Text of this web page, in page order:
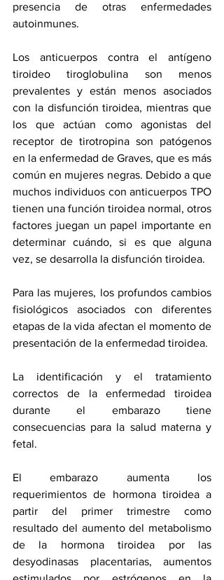
presencia de otras enfermedades
autoinmunes.
Los anticuerpos contra el antígeno
tiroideo tiroglobulina son menos
prevalentes y están menos asociados
con la disfunción tiroidea, mientras que
los que actúan como agonistas del
receptor de tirotropina son patógenos
en la enfermedad de Graves, que es más
común en mujeres negras. Debido a que
muchos individuos con anticuerpos TPO
tienen una función tiroidea normal, otros
factores juegan un papel importante en
determinar cuándo, si es que alguna
vez, se desarrolla la disfunción tiroidea.
Para las mujeres, los profundos cambios
fisiológicos asociados con diferentes
etapas de la vida afectan el momento de
presentación de la enfermedad tiroidea.
La identificación y el tratamiento
correctos de la enfermedad tiroidea
durante el embarazo tiene
consecuencias para la salud materna y
fetal.
El embarazo aumenta los
requerimientos de hormona tiroidea a
partir del primer trimestre como
resultado del aumento del metabolismo
de la hormona tiroidea por las
desyodinasas placentarias, aumentos